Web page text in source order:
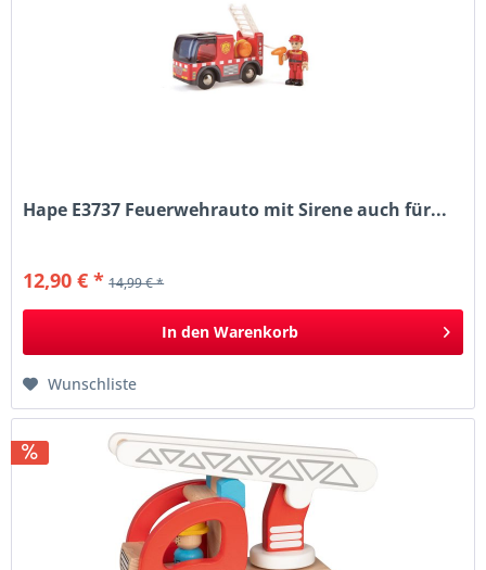
Hape E3737 Feuerwehrauto mit Sirene auch für...
12,90 € * 14,99 € *
In den Warenkorb
Wunschliste